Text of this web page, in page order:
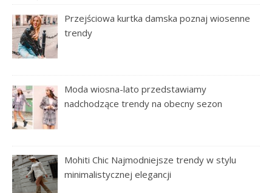
Przejściowa kurtka damska poznaj wiosenne
trendy
Moda wiosna-lato przedstawiamy
nadchodzące trendy na obecny sezon
Mohiti Chic Najmodniejsze trendy w stylu
minimalistycznej elegancji